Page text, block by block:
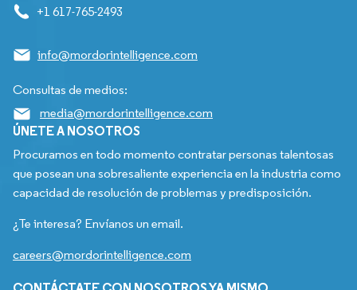
+1 617-765-2493
info@mordorintelligence.com
Consultas de medios:
media@mordorintelligence.com
ÚNETE A NOSOTROS
Procuramos en todo momento contratar personas talentosas
que posean una sobresaliente experiencia en la industria como
capacidad de resolución de problemas y predisposición.
¿Te interesa? Envíanos un email.
careers@mordorintelligence.com